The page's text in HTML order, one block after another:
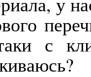
с